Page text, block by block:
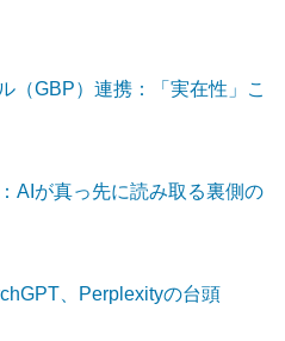
（GBP）連携：「実在性」こ
AIが真っ先に読み取る裏側の
、Perplexityの台頭